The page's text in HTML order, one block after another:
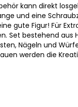
kann direkt
und eine
gute Figur! Für
Set bestehend aus
Nägeln und
werden die